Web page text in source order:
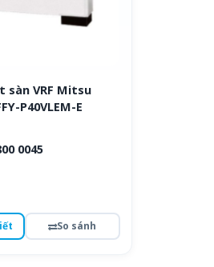
sàn VRF Mitsu
P40VLEM-E
0045
So sánh